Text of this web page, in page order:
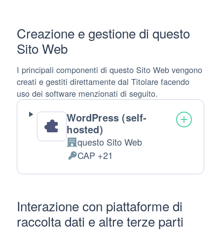
Creazione e gestione di questo
Sito Web
I principali componenti di questo Sito Web vengono
creati e gestiti direttamente dal Titolare facendo
uso dei software menzionati di seguito.
WordPress (self-
hosted)
Azienda:
questo Sito Web
Dati Personali trattati:
CAP +21
Interazione con piattaforme di
raccolta dati e altre terze parti